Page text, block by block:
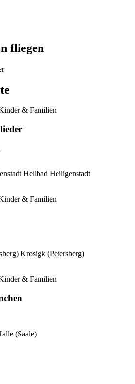
fliegen
& Familien
Heilbad Heiligenstadt
& Familien
Krosigk (Petersberg)
& Familien
(Saale)